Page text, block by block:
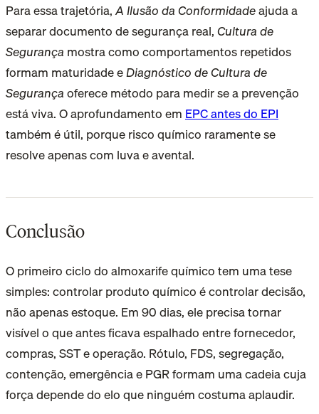
Para essa trajetória,A Ilusão da Conformidadeajuda a
separar documento de segurança real,Cultura de
Segurança mostra como comportamentos repetidos
formam maturidade eDiagnóstico de Cultura de
Segurançaoferece método para medir se a prevenção
está viva. O aprofundamento em EPC antes do EPI
também é útil, porque risco químico raramente se
resolve apenas com luva e avental.
Conclusão
O primeiro ciclo do almoxarife químico tem uma tese
simples: controlar produto químico é controlar decisão,
não apenas estoque. Em 90 dias, ele precisa tornar
visível o que antes ficava espalhado entre fornecedor,
compras, SST e operação. Rótulo, FDS, segregação,
contenção, emergência e PGR formam uma cadeia cuja
força depende do elo que ninguém costuma aplaudir.